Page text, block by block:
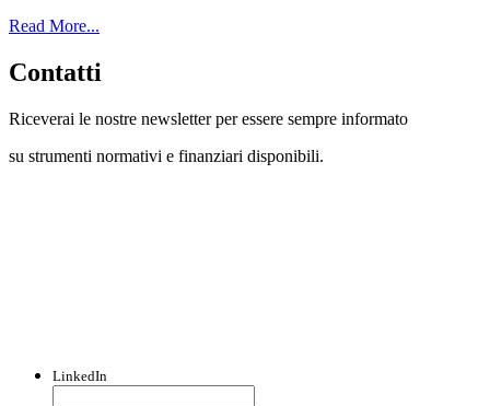
Read More...
Contatti
Riceverai le nostre newsletter per essere sempre informato
su strumenti normativi e finanziari disponibili.
LinkedIn